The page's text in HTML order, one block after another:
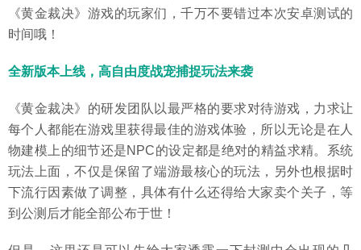
《黄金裁决》游戏的玩家们，千万不要错过本次安卓测试的
时间哦！
全新版本上线，高自由度战宠捕捉玩法来袭
《黄金裁决》的研发团队以最严格的要求对待游戏，力求让
每个人都能在游戏里获得最佳的游戏体验，所以无论是在人
物建模上的细节还是NPC的设定都是绝对的精益求精。系统
玩法上面，不仅是保留了端游最核心的玩法，另外也根据时
下流行因素做了调整，具体有什么还得给大家卖个关子，等
到公测后才能全部公布于世！